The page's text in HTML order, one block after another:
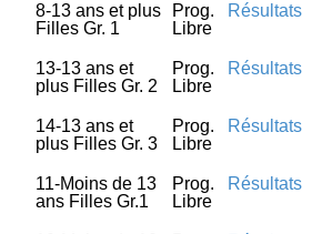
8-13 ans et plus
Filles Gr. 1
Prog.
Libre
Résultats
13-13 ans et
plus Filles Gr. 2
Prog.
Libre
Résultats
14-13 ans et
plus Filles Gr. 3
Prog.
Libre
Résultats
11-Moins de 13
ans Filles Gr.1
Prog.
Libre
Résultats